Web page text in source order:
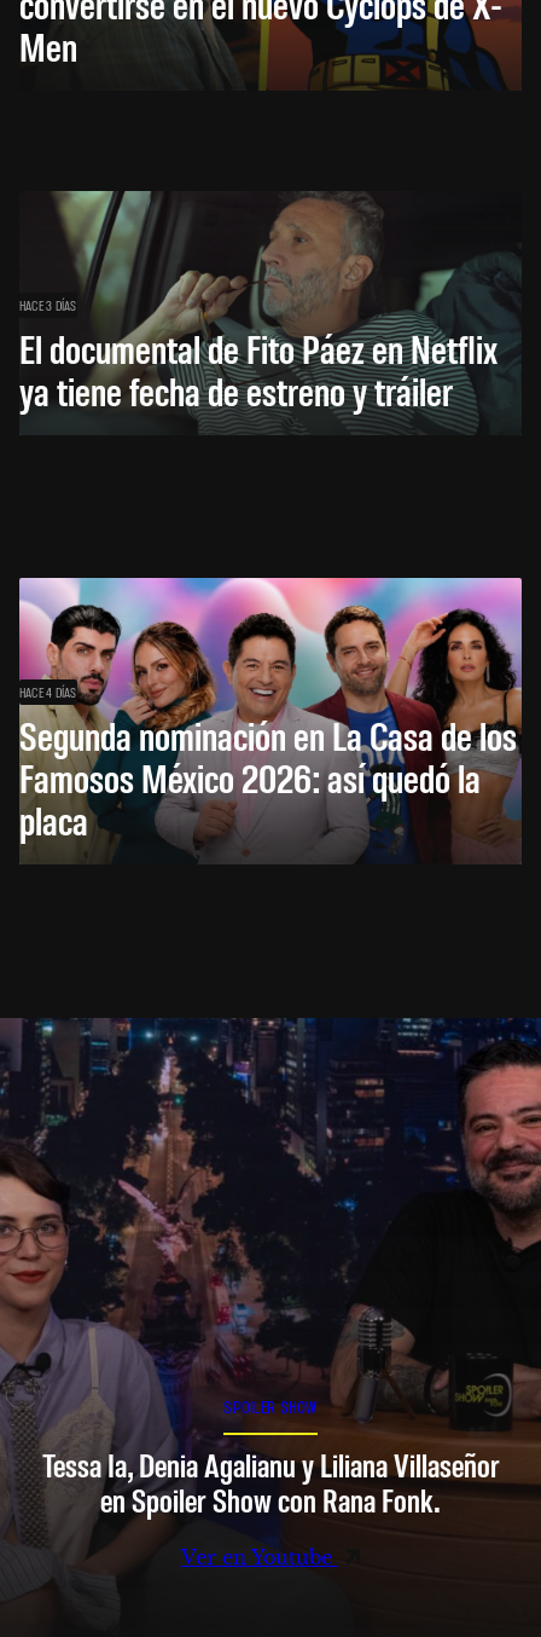
Men
HACE 3 DÍAS
El documental de Fito Páez en Netflix
ya tiene fecha de estreno y tráiler
HACE 4 DÍAS
Segunda nominación en La Casa de los
Famosos México 2026: así quedó la
placa
SPOILER SHOW
Tessa Ia, Denia Agalianu y Liliana Villaseñor
en Spoiler Show con Rana Fonk.
Ver en Youtube